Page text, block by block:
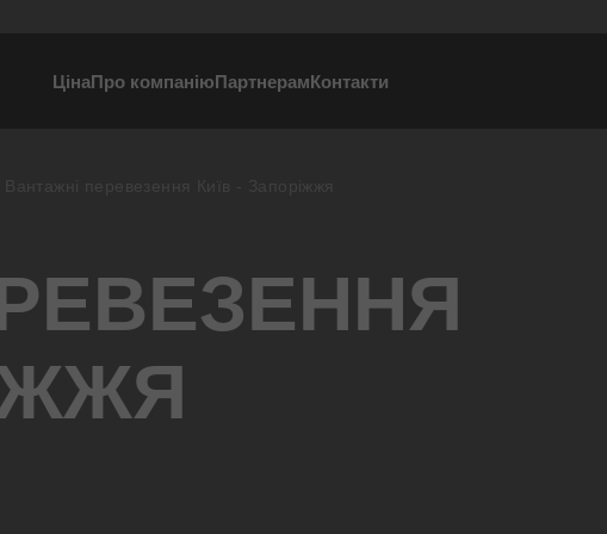
ЦінаПро компаніюПартнерамКонтакти